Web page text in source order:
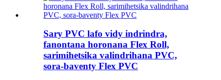
Sary PVC lafo vidy indrindra,
fanontana horonana Flex Roll,
sarimihetsika valindrihana PVC,
sora-baventy Flex PVC